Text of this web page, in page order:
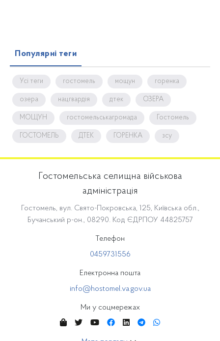
Популярні теги
Усі теги гостомель мощун горенка
озера нацгвардія дтек ОЗЕРА
МОЩУН гостомельськагромада Гостомель
ГОСТОМЕЛЬ ДТЕК ГОРЕНКА зсу
Гостомельська селищна військова
адміністрація
Гостомель, вул. Свято-Покровська, 125, Київська обл.,
Бучанський р-он., 08290. Код ЄДРПОУ 44825757
Телефон
0459731556
Електронна пошта
info@hostomel.va.gov.ua
Ми у соцмережах